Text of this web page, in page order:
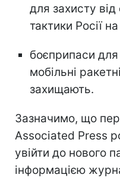
для захисту
тактики Росії
боєприпаси для
мобільні
захищають.
Зазначимо, що
Associated Press
увійти до нового
інформацією